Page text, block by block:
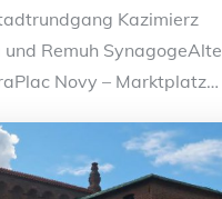
Kazimierz
Remuh SynagogeAlte
Novy – Marktplatz…